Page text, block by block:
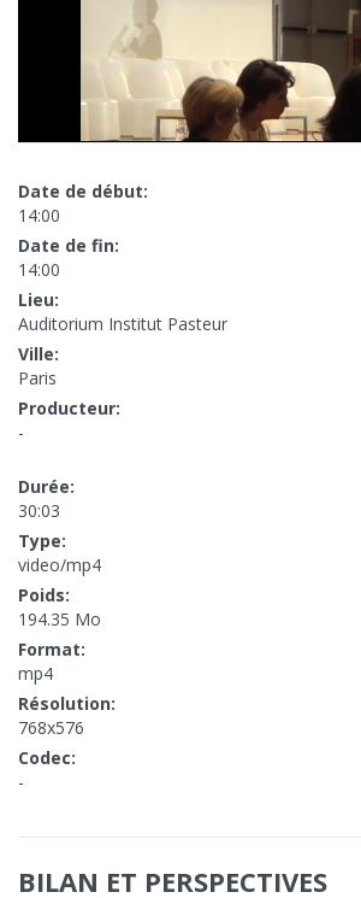
Date de début:
14:00
Date de fin:
14:00
Lieu:
Auditorium Institut Pasteur
Ville:
Paris
Producteur:
-
Durée:
30:03
Type:
video/mp4
Poids:
194.35 Mo
Format:
mp4
Résolution:
768x576
Codec:
-
BILAN ET PERSPECTIVES